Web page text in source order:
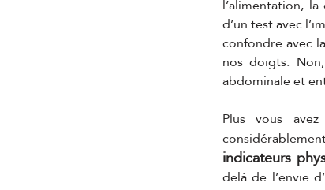
l’alimentation,
d’un test avec
confondre avec
nos doigts.
abdominale et
Plus vous
indicateurs
delà de l’envie